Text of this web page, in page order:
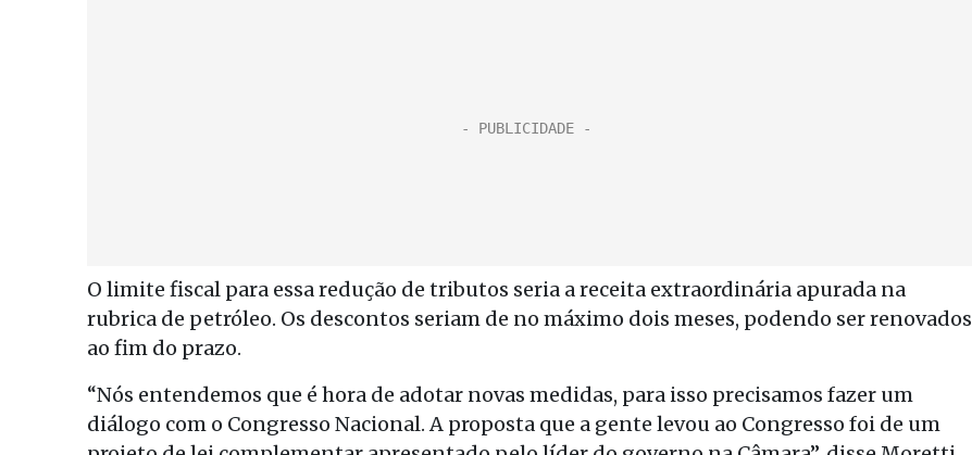
O limite fiscal para essa redução de tributos seria a receita extraordinária apurada na
rubrica de petróleo. Os descontos seriam de no máximo dois meses, podendo ser renovados
ao fim do prazo.
“Nós entendemos que é hora de adotar novas medidas, para isso precisamos fazer um
diálogo com o Congresso Nacional. A proposta que a gente levou ao Congresso foi de um